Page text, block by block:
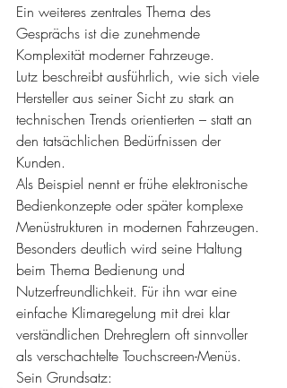
Ein weiteres zentrales Thema des
Gesprächs ist die zunehmende
Komplexität moderner Fahrzeuge.
Lutz beschreibt ausführlich, wie sich viele
Hersteller aus seiner Sicht zu stark an
technischen Trends orientierten – statt an
den tatsächlichen Bedürfnissen der
Kunden.
Als Beispiel nennt er frühe elektronische
Bedienkonzepte oder später komplexe
Menüstrukturen in modernen Fahrzeugen.
Besonders deutlich wird seine Haltung
beim Thema Bedienung und
Nutzerfreundlichkeit. Für ihn war eine
einfache Klimaregelung mit drei klar
verständlichen Drehreglern oft sinnvoller
als verschachtelte Touchscreen-Menüs.
Sein Grundsatz: